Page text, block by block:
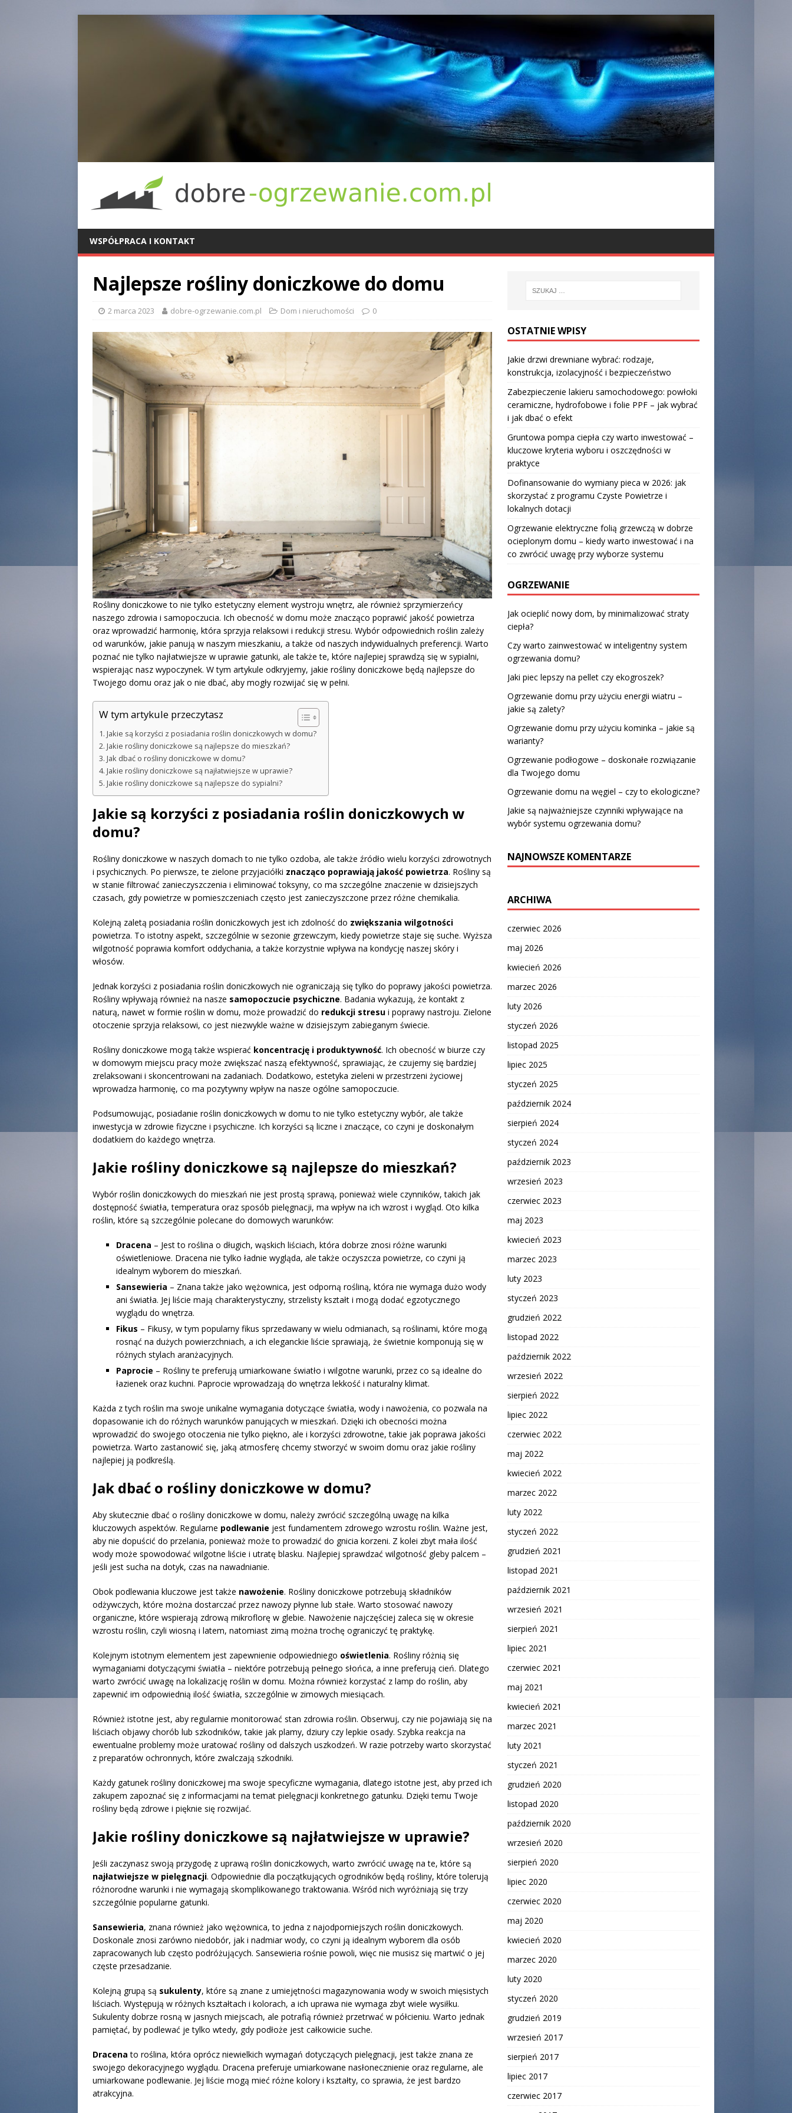
WSPÓŁPRACA I KONTAKT
Najlepsze rośliny doniczkowe do domu
2 marca 2023 dobre-ogrzewanie.com.pl Dom i nieruchomości 0
Rośliny doniczkowe to nie tylko estetyczny element wystroju wnętrz, ale również sprzymierzeńcy
naszego zdrowia i samopoczucia. Ich obecność w domu może znacząco poprawić jakość powietrza
oraz wprowadzić harmonię, która sprzyja relaksowi i redukcji stresu. Wybór odpowiednich roślin zależy
od warunków, jakie panują w naszym mieszkaniu, a także od naszych indywidualnych preferencji. Warto
poznać nie tylko najłatwiejsze w uprawie gatunki, ale także te, które najlepiej sprawdzą się w sypialni,
wspierając nasz wypoczynek. W tym artykule odkryjemy, jakie rośliny doniczkowe będą najlepsze do
Twojego domu oraz jak o nie dbać, aby mogły rozwijać się w pełni.
W tym artykule przeczytasz
Jakie są korzyści z posiadania roślin doniczkowych w domu?
Jakie rośliny doniczkowe są najlepsze do mieszkań?
Jak dbać o rośliny doniczkowe w domu?
Jakie rośliny doniczkowe są najłatwiejsze w uprawie?
Jakie rośliny doniczkowe są najlepsze do sypialni?
Jakie są korzyści z posiadania roślin doniczkowych w
domu?
Rośliny doniczkowe w naszych domach to nie tylko ozdoba, ale także źródło wielu korzyści zdrowotnych
i psychicznych. Po pierwsze, te zielone przyjaciółki znacząco poprawiają jakość powietrza. Rośliny są
w stanie filtrować zanieczyszczenia i eliminować toksyny, co ma szczególne znaczenie w dzisiejszych
czasach, gdy powietrze w pomieszczeniach często jest zanieczyszczone przez różne chemikalia.
Kolejną zaletą posiadania roślin doniczkowych jest ich zdolność do zwiększania wilgotności
powietrza. To istotny aspekt, szczególnie w sezonie grzewczym, kiedy powietrze staje się suche. Wyższa
wilgotność poprawia komfort oddychania, a także korzystnie wpływa na kondycję naszej skóry i
włosów.
Jednak korzyści z posiadania roślin doniczkowych nie ograniczają się tylko do poprawy jakości powietrza.
Rośliny wpływają również na nasze samopoczucie psychiczne. Badania wykazują, że kontakt z
naturą, nawet w formie roślin w domu, może prowadzić do redukcji stresu i poprawy nastroju. Zielone
otoczenie sprzyja relaksowi, co jest niezwykle ważne w dzisiejszym zabieganym świecie.
Rośliny doniczkowe mogą także wspierać koncentrację i produktywność. Ich obecność w biurze czy
w domowym miejscu pracy może zwiększać naszą efektywność, sprawiając, że czujemy się bardziej
zrelaksowani i skoncentrowani na zadaniach. Dodatkowo, estetyka zieleni w przestrzeni życiowej
wprowadza harmonię, co ma pozytywny wpływ na nasze ogólne samopoczucie.
Podsumowując, posiadanie roślin doniczkowych w domu to nie tylko estetyczny wybór, ale także
inwestycja w zdrowie fizyczne i psychiczne. Ich korzyści są liczne i znaczące, co czyni je doskonałym
dodatkiem do każdego wnętrza.
Jakie rośliny doniczkowe są najlepsze do mieszkań?
Wybór roślin doniczkowych do mieszkań nie jest prostą sprawą, ponieważ wiele czynników, takich jak
dostępność światła, temperatura oraz sposób pielęgnacji, ma wpływ na ich wzrost i wygląd. Oto kilka
roślin, które są szczególnie polecane do domowych warunków:
Dracena – Jest to roślina o długich, wąskich liściach, która dobrze znosi różne warunki
oświetleniowe. Dracena nie tylko ładnie wygląda, ale także oczyszcza powietrze, co czyni ją
idealnym wyborem do mieszkań.
Sansewieria – Znana także jako wężownica, jest odporną rośliną, która nie wymaga dużo wody
ani światła. Jej liście mają charakterystyczny, strzelisty kształt i mogą dodać egzotycznego
wyglądu do wnętrza.
Fikus – Fikusy, w tym popularny fikus sprzedawany w wielu odmianach, są roślinami, które mogą
rosnąć na dużych powierzchniach, a ich eleganckie liście sprawiają, że świetnie komponują się w
różnych stylach aranżacyjnych.
Paprocie – Rośliny te preferują umiarkowane światło i wilgotne warunki, przez co są idealne do
łazienek oraz kuchni. Paprocie wprowadzają do wnętrza lekkość i naturalny klimat.
Każda z tych roślin ma swoje unikalne wymagania dotyczące światła, wody i nawożenia, co pozwala na
dopasowanie ich do różnych warunków panujących w mieszkań. Dzięki ich obecności można
wprowadzić do swojego otoczenia nie tylko piękno, ale i korzyści zdrowotne, takie jak poprawa jakości
powietrza. Warto zastanowić się, jaką atmosferę chcemy stworzyć w swoim domu oraz jakie rośliny
najlepiej ją podkreślą.
Jak dbać o rośliny doniczkowe w domu?
Aby skutecznie dbać o rośliny doniczkowe w domu, należy zwrócić szczególną uwagę na kilka
kluczowych aspektów. Regularne podlewanie jest fundamentem zdrowego wzrostu roślin. Ważne jest,
aby nie dopuścić do przelania, ponieważ może to prowadzić do gnicia korzeni. Z kolei zbyt mała ilość
wody może spowodować wilgotne liście i utratę blasku. Najlepiej sprawdzać wilgotność gleby palcem –
jeśli jest sucha na dotyk, czas na nawadnianie.
Obok podlewania kluczowe jest także nawożenie. Rośliny doniczkowe potrzebują składników
odżywczych, które można dostarczać przez nawozy płynne lub stałe. Warto stosować nawozy
organiczne, które wspierają zdrową mikroflorę w glebie. Nawożenie najczęściej zaleca się w okresie
wzrostu roślin, czyli wiosną i latem, natomiast zimą można trochę ograniczyć tę praktykę.
Kolejnym istotnym elementem jest zapewnienie odpowiedniego oświetlenia. Rośliny różnią się
wymaganiami dotyczącymi światła – niektóre potrzebują pełnego słońca, a inne preferują cień. Dlatego
warto zwrócić uwagę na lokalizację roślin w domu. Można również korzystać z lamp do roślin, aby
zapewnić im odpowiednią ilość światła, szczególnie w zimowych miesiącach.
Również istotne jest, aby regularnie monitorować stan zdrowia roślin. Obserwuj, czy nie pojawiają się na
liściach objawy chorób lub szkodników, takie jak plamy, dziury czy lepkie osady. Szybka reakcja na
ewentualne problemy może uratować rośliny od dalszych uszkodzeń. W razie potrzeby warto skorzystać
z preparatów ochronnych, które zwalczają szkodniki.
Każdy gatunek rośliny doniczkowej ma swoje specyficzne wymagania, dlatego istotne jest, aby przed ich
zakupem zapoznać się z informacjami na temat pielęgnacji konkretnego gatunku. Dzięki temu Twoje
rośliny będą zdrowe i pięknie się rozwijać.
Jakie rośliny doniczkowe są najłatwiejsze w uprawie?
Jeśli zaczynasz swoją przygodę z uprawą roślin doniczkowych, warto zwrócić uwagę na te, które są
najłatwiejsze w pielęgnacji. Odpowiednie dla początkujących ogrodników będą rośliny, które tolerują
różnorodne warunki i nie wymagają skomplikowanego traktowania. Wśród nich wyróżniają się trzy
szczególnie popularne gatunki.
Sansewieria, znana również jako wężownica, to jedna z najodporniejszych roślin doniczkowych.
Doskonale znosi zarówno niedobór, jak i nadmiar wody, co czyni ją idealnym wyborem dla osób
zapracowanych lub często podróżujących. Sansewieria rośnie powoli, więc nie musisz się martwić o jej
częste przesadzanie.
Kolejną grupą są sukulenty, które są znane z umiejętności magazynowania wody w swoich mięsistych
liściach. Występują w różnych kształtach i kolorach, a ich uprawa nie wymaga zbyt wiele wysiłku.
Sukulenty dobrze rosną w jasnych miejscach, ale potrafią również przetrwać w półcieniu. Warto jednak
pamiętać, by podlewać je tylko wtedy, gdy podłoże jest całkowicie suche.
Dracena to roślina, która oprócz niewielkich wymagań dotyczących pielęgnacji, jest także znana ze
swojego dekoracyjnego wyglądu. Dracena preferuje umiarkowane nasłonecznienie oraz regularne, ale
umiarkowane podlewanie. Jej liście mogą mieć różne kolory i kształty, co sprawia, że jest bardzo
atrakcyjna.
OSTATNIE WPISY
Jakie drzwi drewniane wybrać: rodzaje,
konstrukcja, izolacyjność i bezpieczeństwo
Zabezpieczenie lakieru samochodowego: powłoki
ceramiczne, hydrofobowe i folie PPF – jak wybrać
i jak dbać o efekt
Gruntowa pompa ciepła czy warto inwestować –
kluczowe kryteria wyboru i oszczędności w
praktyce
Dofinansowanie do wymiany pieca w 2026: jak
skorzystać z programu Czyste Powietrze i
lokalnych dotacji
Ogrzewanie elektryczne folią grzewczą w dobrze
ocieplonym domu – kiedy warto inwestować i na
co zwrócić uwagę przy wyborze systemu
OGRZEWANIE
Jak ocieplić nowy dom, by minimalizować straty
ciepła?
Czy warto zainwestować w inteligentny system
ogrzewania domu?
Jaki piec lepszy na pellet czy ekogroszek?
Ogrzewanie domu przy użyciu energii wiatru –
jakie są zalety?
Ogrzewanie domu przy użyciu kominka – jakie są
warianty?
Ogrzewanie podłogowe – doskonałe rozwiązanie
dla Twojego domu
Ogrzewanie domu na węgiel – czy to ekologiczne?
Jakie są najważniejsze czynniki wpływające na
wybór systemu ogrzewania domu?
NAJNOWSZE KOMENTARZE
ARCHIWA
czerwiec 2026
maj 2026
kwiecień 2026
marzec 2026
luty 2026
styczeń 2026
listopad 2025
lipiec 2025
styczeń 2025
październik 2024
sierpień 2024
styczeń 2024
październik 2023
wrzesień 2023
czerwiec 2023
maj 2023
kwiecień 2023
marzec 2023
luty 2023
styczeń 2023
grudzień 2022
listopad 2022
październik 2022
wrzesień 2022
sierpień 2022
lipiec 2022
czerwiec 2022
maj 2022
kwiecień 2022
marzec 2022
luty 2022
styczeń 2022
grudzień 2021
listopad 2021
październik 2021
wrzesień 2021
sierpień 2021
lipiec 2021
czerwiec 2021
maj 2021
kwiecień 2021
marzec 2021
luty 2021
styczeń 2021
grudzień 2020
listopad 2020
październik 2020
wrzesień 2020
sierpień 2020
lipiec 2020
czerwiec 2020
maj 2020
kwiecień 2020
marzec 2020
luty 2020
styczeń 2020
grudzień 2019
wrzesień 2017
sierpień 2017
lipiec 2017
czerwiec 2017